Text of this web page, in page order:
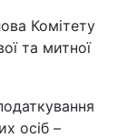
Комітету
та митної
осіб –